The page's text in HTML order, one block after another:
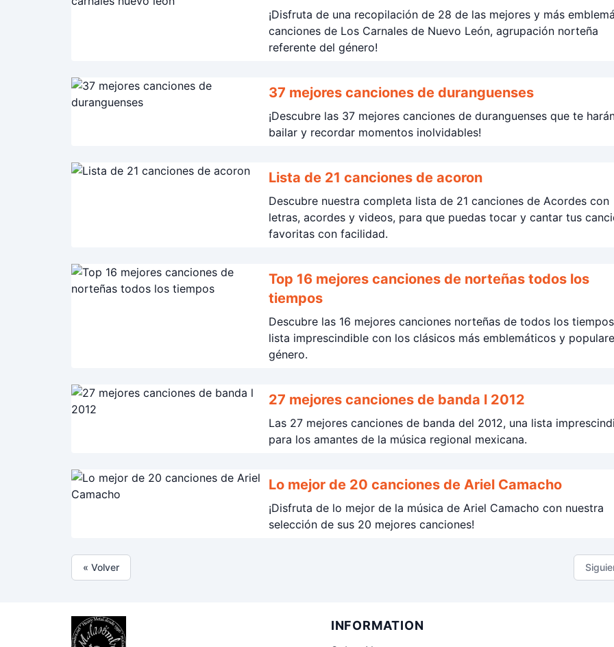
¡Disfruta de una recopilación de 28 de las mejores y más
canciones de Los Carnales de Nuevo León, agrupación norteña
referente del género!
37 mejores canciones de duranguenses
¡Descubre las 37 mejores canciones de duranguenses que te
bailar y recordar momentos inolvidables!
Lista de 21 canciones de acoron
Descubre nuestra completa lista de 21 canciones de Acordes con
letras, acordes y videos, para que puedas tocar y cantar tus
favoritas con facilidad.
Top 16 mejores canciones de norteñas todos los
tiempos
Descubre las 16 mejores canciones norteñas de todos los
lista imprescindible con los clásicos más emblemáticos y
género.
27 mejores canciones de banda l 2012
Las 27 mejores canciones de banda del 2012, una lista
para los amantes de la música regional mexicana.
Lo mejor de 20 canciones de Ariel Camacho
¡Disfruta de lo mejor de la música de Ariel Camacho con nuestra
selección de sus 20 mejores canciones!
« Volver
INFORMATION